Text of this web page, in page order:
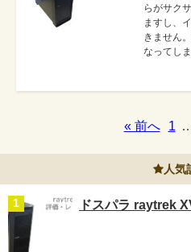
らがサク
ますし、
きません
なってし
« 前へ 1
人気
ドスパラ raytrek